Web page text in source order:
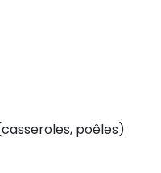
poêles)